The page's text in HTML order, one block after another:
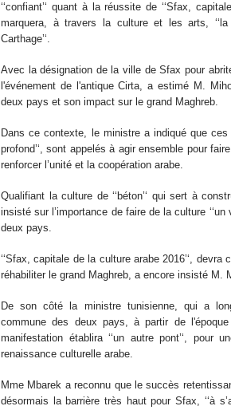
‘‘confiant’‘ quant à la réussite de ‘‘Sfax,
marquera, à travers la culture et les arts,
Carthage’‘.
Avec la désignation de la ville de Sfax pour
l'événement de l'antique Cirta, a estimé M.
deux pays et son impact sur le grand Maghreb.
Dans ce contexte, le ministre a indiqué que
profond’‘, sont appelés à agir ensemble pour
renforcer l’unité et la coopération arabe.
Qualifiant la culture de ‘‘béton’‘ qui sert à
insisté sur l’importance de faire de la culture
deux pays.
‘‘Sfax, capitale de la culture arabe 2016’‘,
réhabiliter le grand Maghreb, a encore insisté M.
De son côté la ministre tunisienne, qui a
commune des deux pays, à partir de
manifestation établira ‘‘un autre pont’‘,
renaissance culturelle arabe.
Mme Mbarek a reconnu que le succès
désormais la barrière très haut pour Sfax, ‘‘à